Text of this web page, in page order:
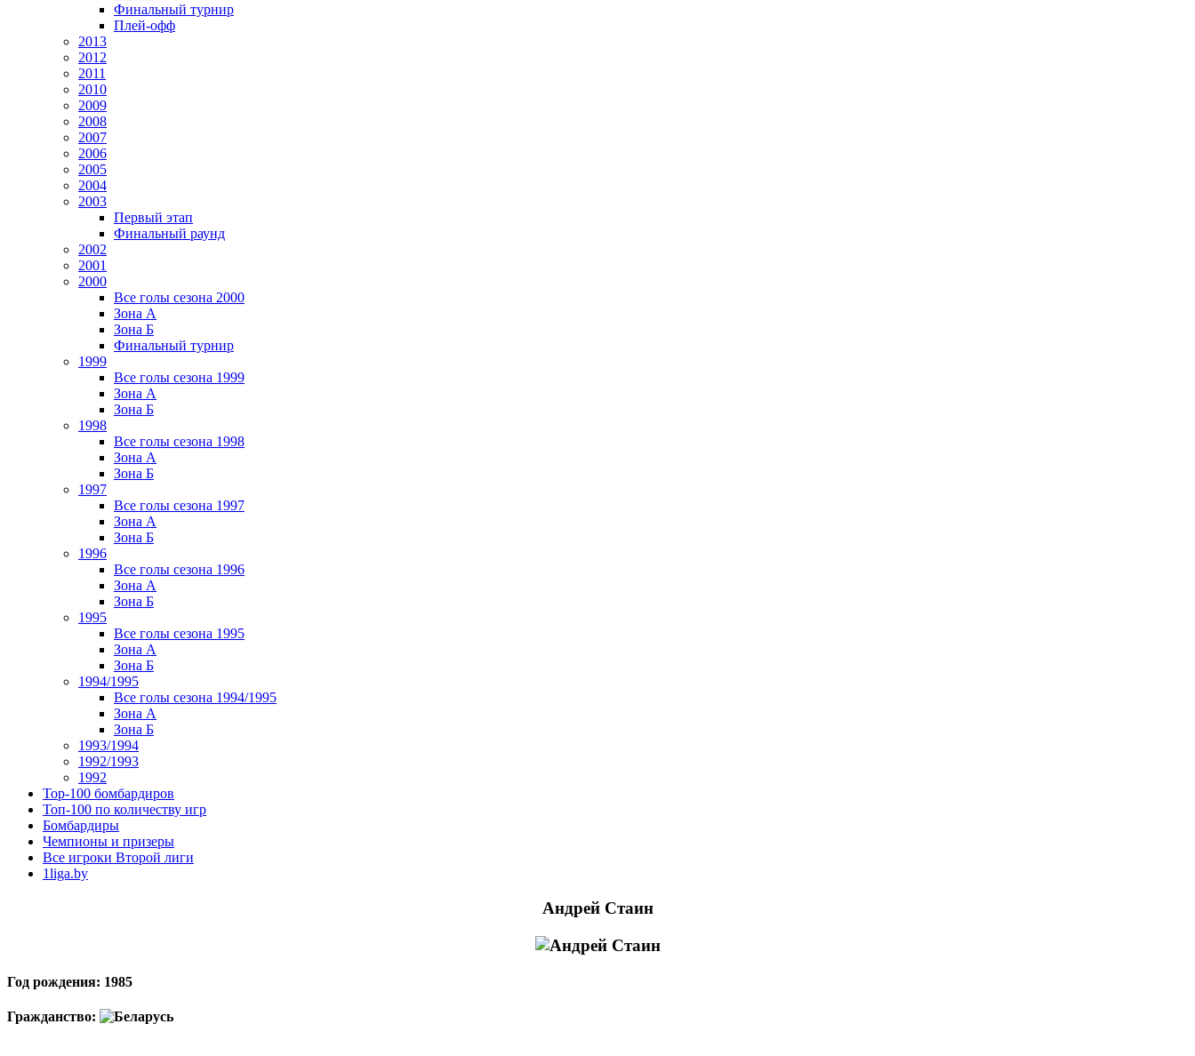
Финальный турнир
Плей-офф
2013
2012
2011
2010
2009
2008
2007
2006
2005
2004
2003
Первый этап
Финальный раунд
2002
2001
2000
Все голы сезона 2000
Зона А
Зона Б
Финальный турнир
1999
Все голы сезона 1999
Зона А
Зона Б
1998
Все голы сезона 1998
Зона А
Зона Б
1997
Все голы сезона 1997
Зона А
Зона Б
1996
Все голы сезона 1996
Зона А
Зона Б
1995
Все голы сезона 1995
Зона А
Зона Б
1994/1995
Все голы сезона 1994/1995
Зона А
Зона Б
1993/1994
1992/1993
1992
Top-100 бомбардиров
Топ-100 по количеству игр
Бомбардиры
Чемпионы и призеры
Все игроки Второй лиги
1liga.by
Андрей Стаин
Год рождения: 1985
Гражданство: